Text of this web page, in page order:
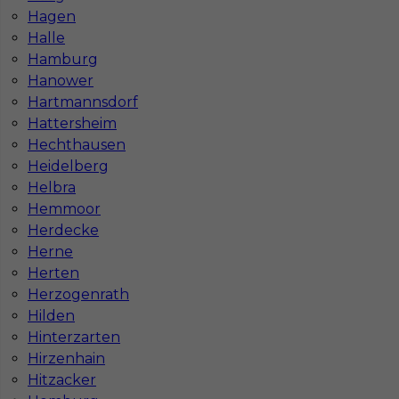
Hagen
Halle
Hamburg
Hanower
Hartmannsdorf
Hattersheim
Hechthausen
Heidelberg
Helbra
Hemmoor
Herdecke
Herne
Herten
Herzogenrath
Hilden
Hinterzarten
Hirzenhain
Hitzacker
InServ © 2014 – 2026 | Wszelkie prawa zastrzeżone
Witryna korzysta z ciasteczek
Ta witryna używa ciasteczek (cookies) do
personalizacji treści i reklam, oferowania funkcji
społecznościowych oraz analizy naszego ruchu
internetowego.
Dokładne informacje o tym, jak używamy ciasteczek